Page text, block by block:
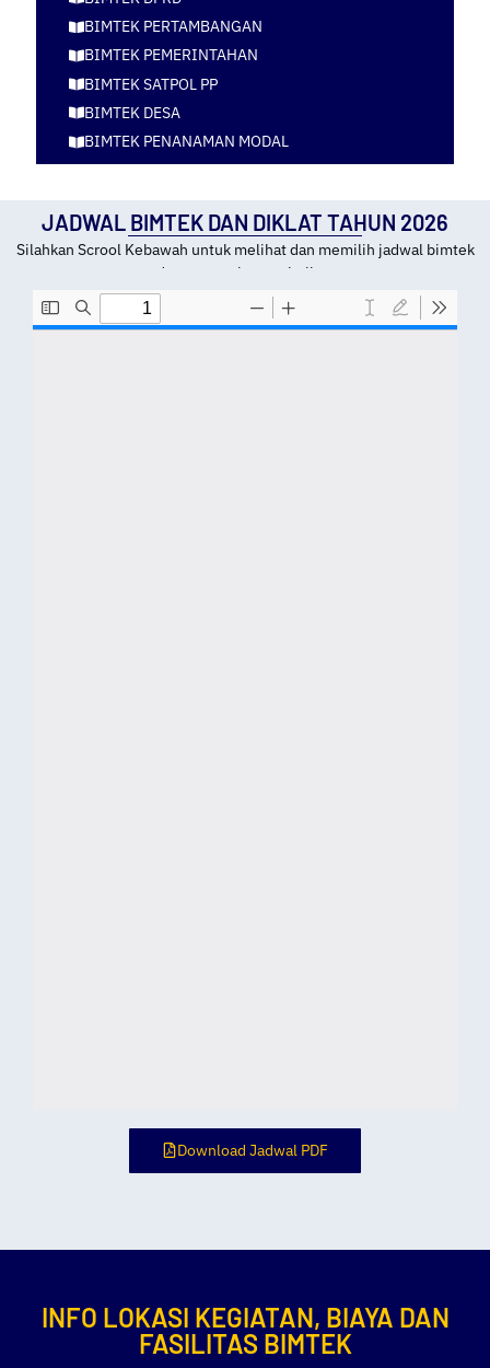
BIMTEK PERTAMBANGAN
BIMTEK PEMERINTAHAN
BIMTEK SATPOL PP
BIMTEK DESA
BIMTEK PENANAMAN MODAL
JADWAL BIMTEK DAN DIKLAT TAHUN 2026
Silahkan Scrool Kebawah untuk melihat dan memilih jadwal bimtek
dan tempat kota pelatihan
Download Jadwal PDF
INFO LOKASI KEGIATAN, BIAYA DAN
FASILITAS BIMTEK